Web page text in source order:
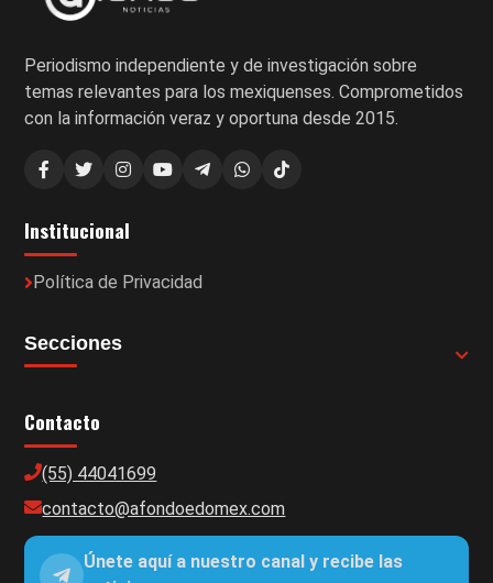
Periodismo independiente y de investigación sobre
temas relevantes para los mexiquenses. Comprometidos
con la información veraz y oportuna desde 2015.
Institucional
Política de Privacidad
Secciones
Contacto
(55) 44041699
contacto@afondoedomex.com
Únete aquí a nuestro canal y recibe las